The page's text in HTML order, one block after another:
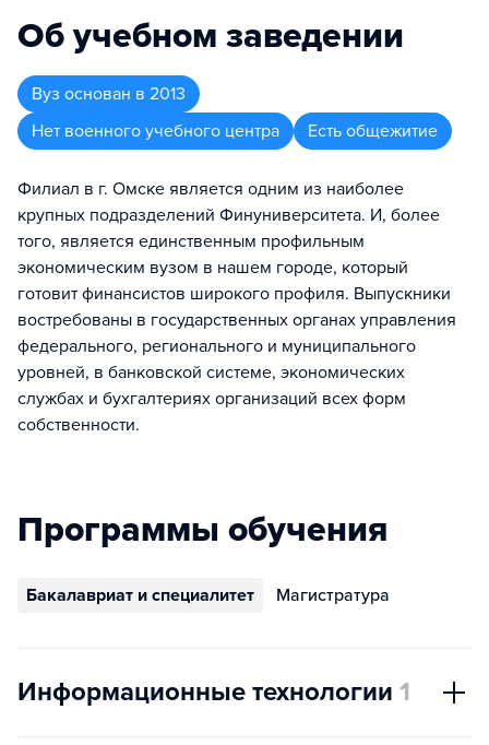
Об учебном заведении
Вуз основан в 2013
Нет военного учебного центра
Есть общежитие
Филиал в г. Омске является одним из наиболее
крупных подразделений Финуниверситета. И, более
того, является единственным профильным
экономическим вузом в нашем городе, который
готовит финансистов широкого профиля. Выпускники
востребованы в государственных органах управления
федерального, регионального и муниципального
уровней, в банковской системе, экономических
службах и бухгалтериях организаций всех форм
собственности.
Программы обучения
Бакалавриат и специалитет Магистратура
Информационные технологии 1